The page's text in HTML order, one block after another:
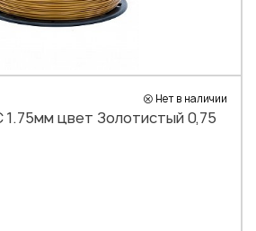
Нет в наличии
1.75мм цвет Золотистый 0,75